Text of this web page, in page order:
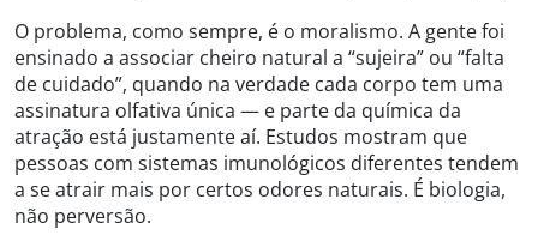
O problema, como sempre, é o moralismo. A gente foi
ensinado a associar cheiro natural a “sujeira” ou “falta
de cuidado”, quando na verdade cada corpo tem uma
assinatura olfativa única — e parte da química da
atração está justamente aí. Estudos mostram que
pessoas com sistemas imunológicos diferentes tendem
a se atrair mais por certos odores naturais. É biologia,
não perversão.